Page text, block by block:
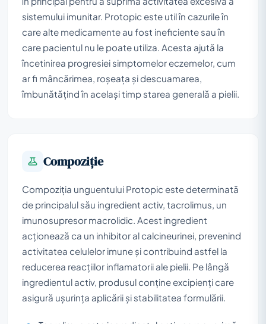
sistemului imunitar. Protopic este util în cazurile în
care alte medicamente au fost ineficiente sau în
care pacientul nu le poate utiliza. Acesta ajută la
încetinirea progresiei simptomelor eczemelor, cum
ar fi mâncărimea, roșeața și descuamarea,
îmbunătățind în același timp starea generală a pielii.
Compoziţie
Compoziția unguentului Protopic este determinată
de principalul său ingredient activ, tacrolimus, un
imunosupresor macrolidic. Acest ingredient
acționează ca un inhibitor al calcineurinei, prevenind
activitatea celulelor imune și contribuind astfel la
reducerea reacțiilor inflamatorii ale pielii. Pe lângă
ingredientul activ, produsul conține excipienți care
asigură ușurința aplicării și stabilitatea formulării.